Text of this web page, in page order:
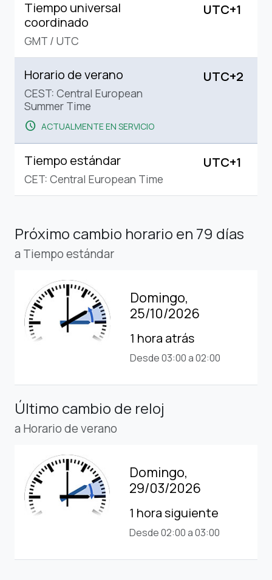
Tiempo universal
coordinado
GMT / UTC
UTC+1
Horario de verano
CEST: Central European
Summer Time
schedule ACTUALMENTE EN SERVICIO
UTC+2
Tiempo estándar
CET: Central European Time
UTC+1
Próximo cambio horario en 79 días
a Tiempo estándar
Domingo,
25/10/2026
1 hora atrás
Desde 03:00 a 02:00
Último cambio de reloj
a Horario de verano
Domingo,
29/03/2026
1 hora siguiente
Desde 02:00 a 03:00